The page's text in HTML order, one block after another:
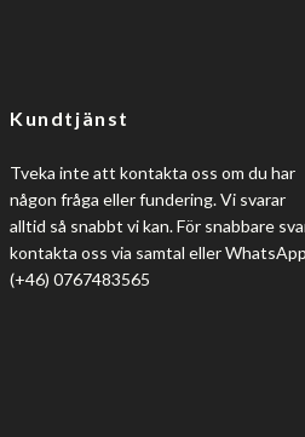
Kundtjänst
Tveka inte att kontakta oss om du har
någon fråga eller fundering. Vi svarar
alltid så snabbt vi kan. För snabbare
kontakta oss via samtal eller WhatsApp
(+46) 0767483565